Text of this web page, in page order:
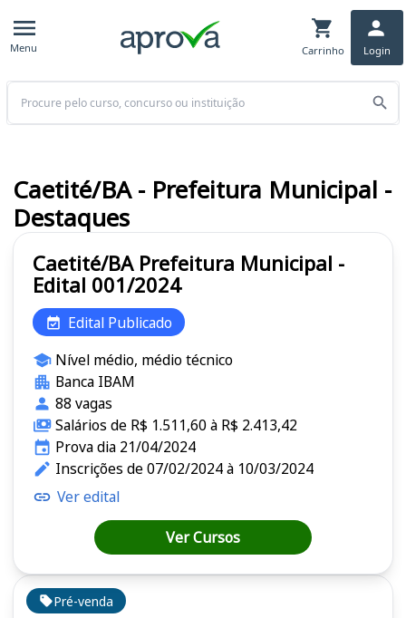
Menu Carrinho Login
Buscar
Pré-venda
Caetité/BA Prefeitura Municipal -
Edital 001/2024
Edital Publicado
Nível médio, médio técnico
Banca IBAM
88 vagas
Salários de R$ 1.511,60 à R$ 2.413,42
Prova dia 21/04/2024
Inscrições de 07/02/2024 à 10/03/2024
Ver edital
Ver Cursos
Caetité/BA - Prefeitura Municipal -
Destaques